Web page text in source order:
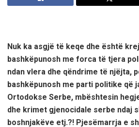
Nuk ka asgjë të keqe dhe është
bashkëpunosh me forca të tjera
ndan vlera dhe qëndrime të njëjta,
bashkëpunosh me parti politike që
Ortodokse Serbe, mbështesin
dhe krimet gjenocidale serbe ndaj
boshnjakëve etj.?! Pjesëmarrja e